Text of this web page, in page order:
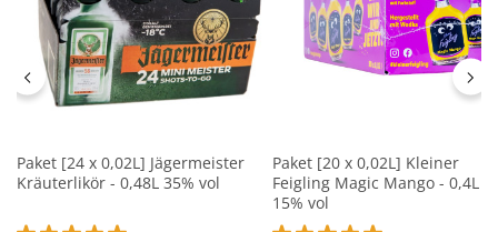
Paket [24 x 0,02L] Jägermeister
Kräuterlikör - 0,48L 35% vol
Paket [20 x 0,02L] Kleiner
Feigling Magic Mango - 0,4L
15% vol